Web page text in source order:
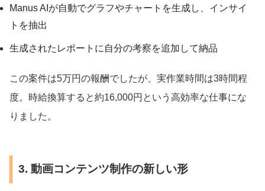
Manus AIが自動でグラフやチャートを生成し、インサイ
トを抽出
生成されたレポートに自分の考察を追加して納品
この案件は5万円の報酬でしたが、実作業時間は3時間程
度。時給換算すると約16,000円という高効率な仕事にな
りました。
3. 動画コンテンツ制作の新しい形